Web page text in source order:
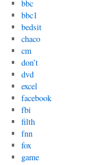
bbc
bbc1
bedsit
chaco
cm
don’t
dvd
excel
facebook
fbi
filth
fnn
fox
game